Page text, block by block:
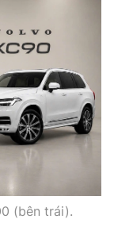
Mạnh
4/2025
Giảng Võ,
(bên trái).